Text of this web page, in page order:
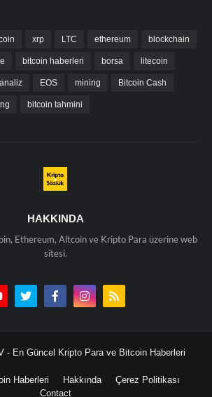
xrp LTC ethereum blockchain
bitcoin haberleri borsa litecoin
EOS mining Bitcoin Cash
bitcoin tahmini
HAKKINDA
Ethereum, Altcoin ve Kripto Para üzerine web
sitesi.
- En Güncel Kripto Para ve Bitcoin Haberleri
Haberleri Hakkında
Çerez Politikası
Contact